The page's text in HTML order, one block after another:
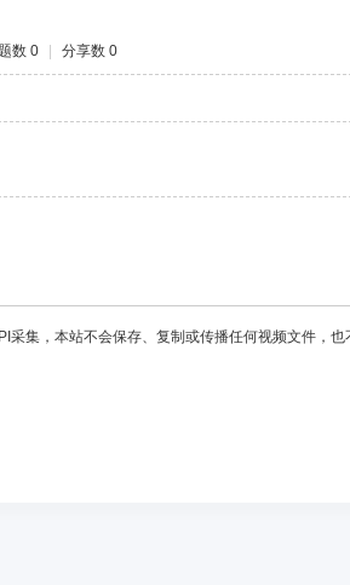
数 0 分享数 0
采集，本站不会保存、复制或传播任何视频文件，